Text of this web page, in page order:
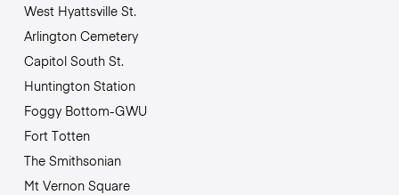
West Hyattsville St.
Arlington Cemetery
Capitol South St.
Huntington Station
Foggy Bottom-GWU
Fort Totten
The Smithsonian
Mt Vernon Square